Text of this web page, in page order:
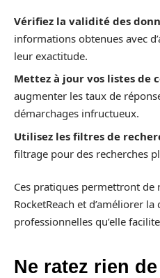
Vérifiez la validité des
informations obtenues avec
leur exactitude.
Mettez à jour vos listes de
augmenter les taux de
démarchages infructueux.
Utilisez les filtres de
filtrage pour des recherches
Ces pratiques permettront de
RocketReach et d’améliorer
professionnelles qu’elle
Ne ratez rien